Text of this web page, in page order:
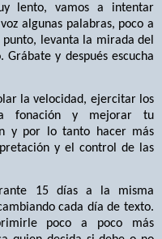
lento, vamos a intentar
algunas palabras, poco a
punto, levanta la mirada del
y después escucha
la velocidad, ejercitar los
fonación y mejorar tu
y por lo tanto hacer más
y el control de las
15 días a la misma
cada día de texto.
poco a poco más